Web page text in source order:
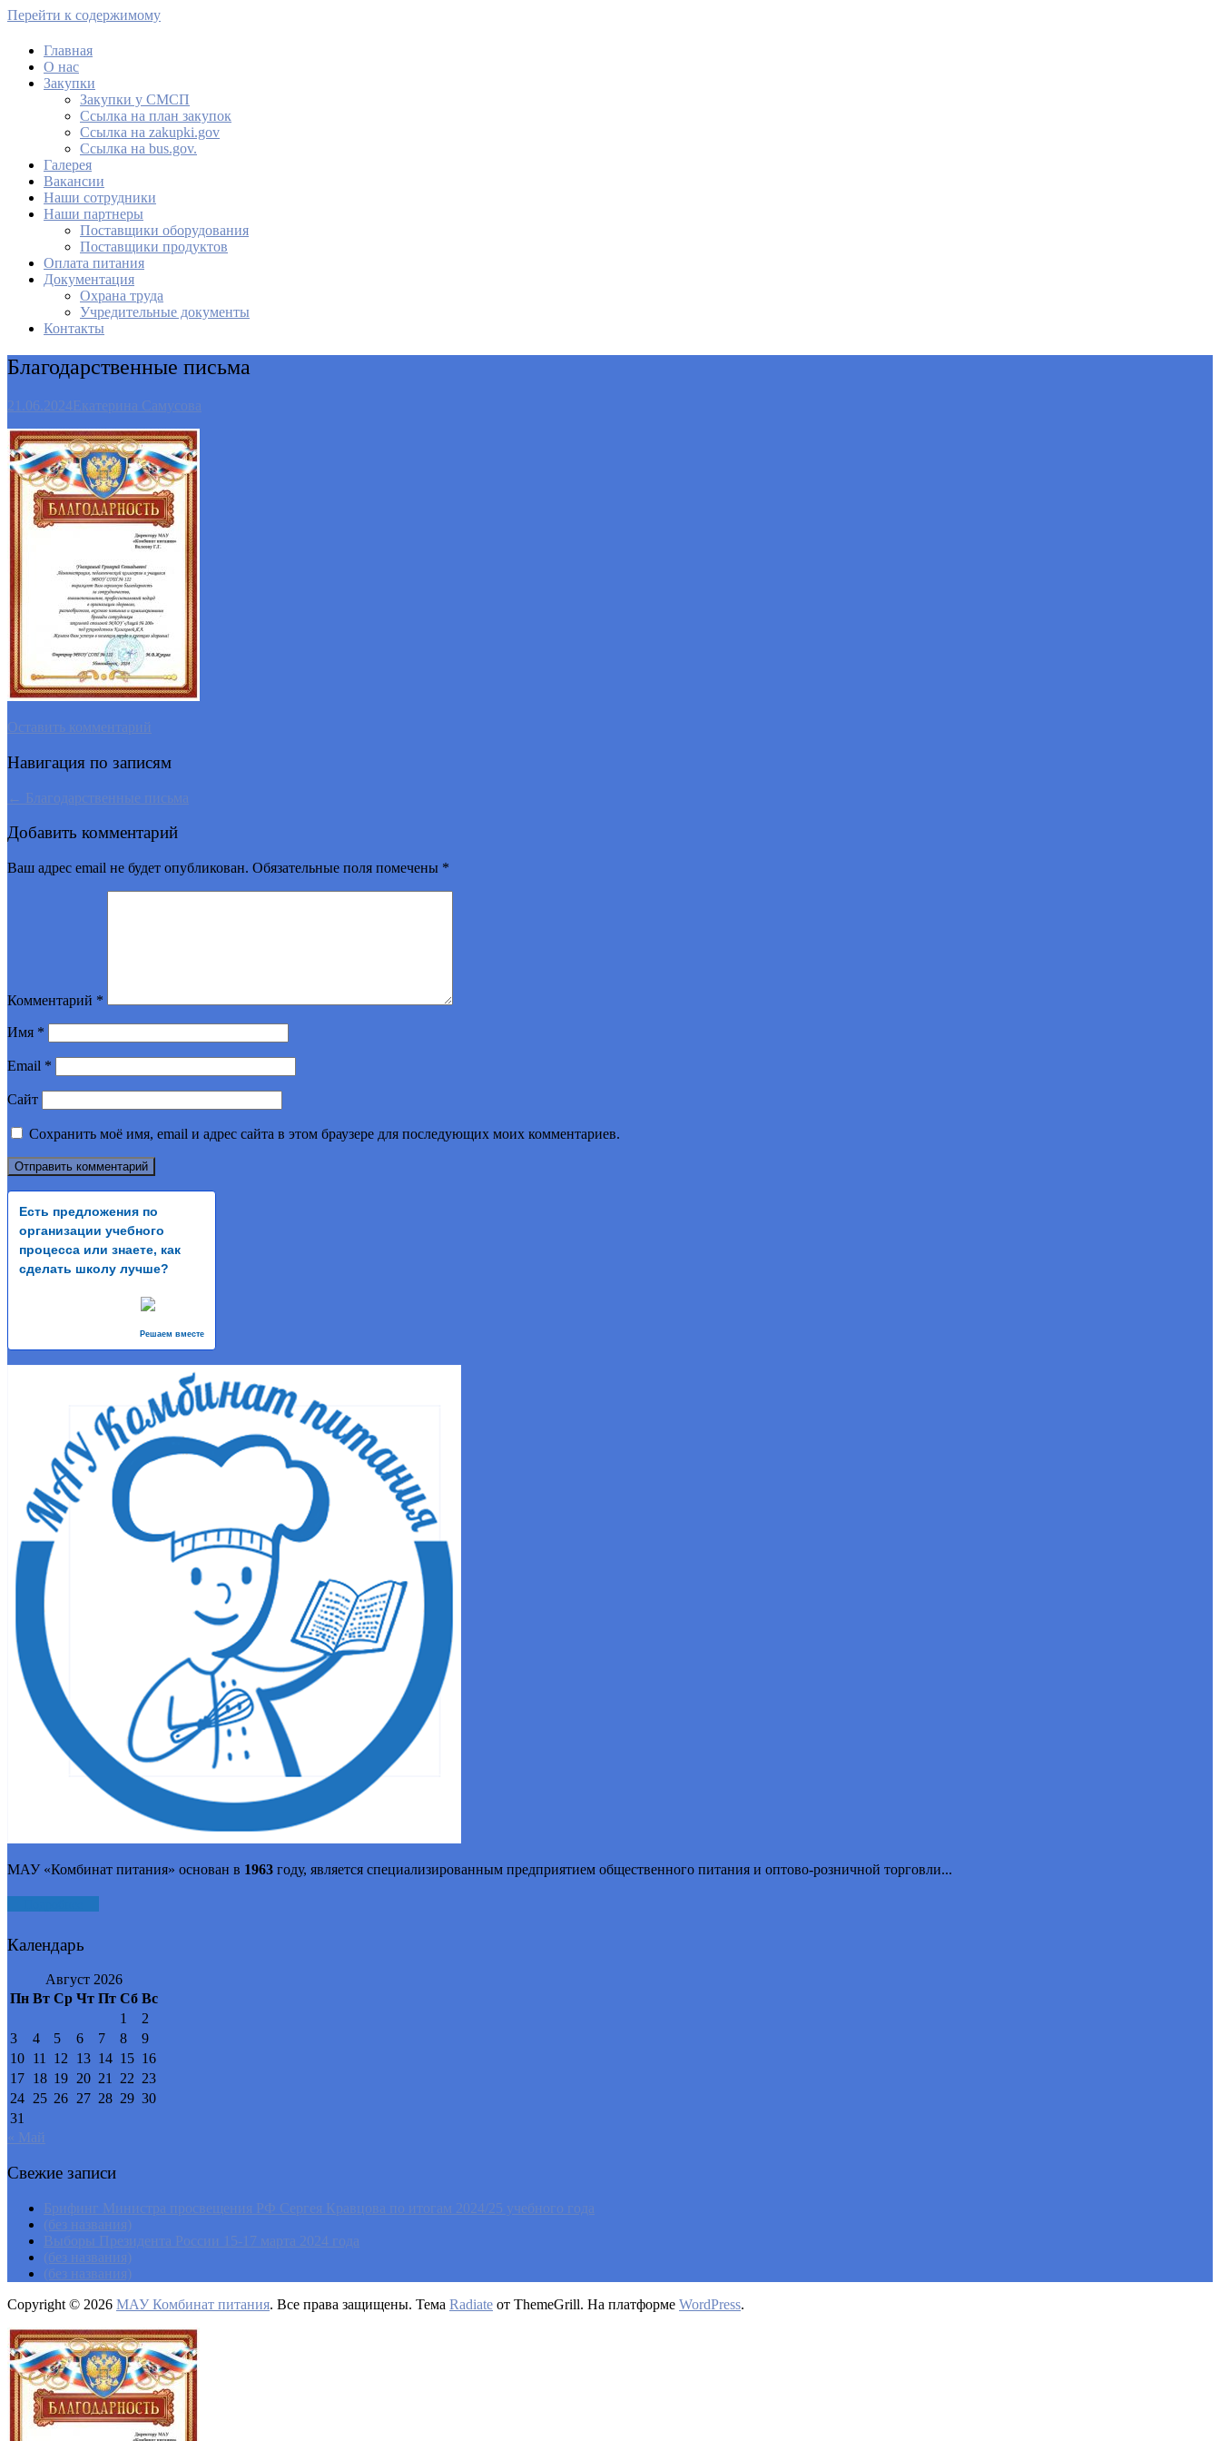
Перейти к содержимому
МАУ Комбинат питания
Главная
О нас
Закупки
Закупки у СМСП
Cсылка на план закупок
Cсылка на zakupki.gov
Ссылка на bus.gov.
Галерея
Вакансии
Наши сотрудники
Наши партнеры
Поставщики оборудования
Поставщики продуктов
Оплата питания
Документация
Охрана труда
Учредительные документы
Контакты
Благодарственные письма
21.06.2024Екатерина Самусова
Оставить комментарий
Навигация по записям
← Благодарственные письма
Добавить комментарий
Ваш адрес email не будет опубликован. Обязательные поля помечены *
Комментарий *
Имя *
Email *
Сайт
Сохранить моё имя, email и адрес сайта в этом браузере для последующих моих комментариев.
Есть предложения по
организации учебного
процесса или знаете, как
сделать школу лучше?
Решаем вместе
МАУ «Комбинат питания» основан в 1963 году, является специализированным предприятием общественного питания и оптово-розничной торговли...
Календарь
Август 2026
Пн Вт Ср Чт Пт Сб Вс
1
2
3
4 5 6 7 8
9
10 11 12 13 14 15 16
17 18 19 20 21 22 23
24 25 26 27 28 29 30
31
« Май
Свежие записи
Брифинг Министра просвещения РФ Сергея Кравцова по итогам 2024/25 учебного года
(без названия)
Выборы Президента России 15-17 марта 2024 года
(без названия)
(без названия)
Copyright © 2026 МАУ Комбинат питания. Все права защищены. Тема Radiate от ThemeGrill. На платформе WordPress.